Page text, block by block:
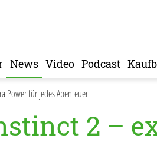
News Video Podcast
Power für jedes Abenteuer
2 –